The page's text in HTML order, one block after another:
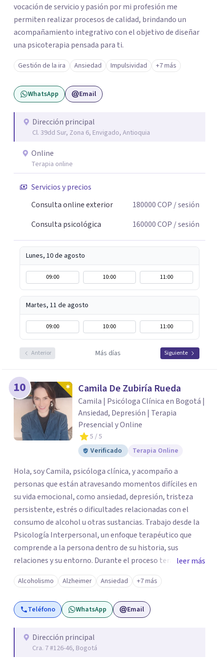
vocación de servicio y pasión por mi profesión me
permiten realizar procesos de calidad, brindando un
acompañamiento integrativo con el objetivo de diseñar
una psicoterapia pensada para ti.
Gestión de la ira Ansiedad Impulsividad +7 más
WhatsApp Email
Dirección principal
Cl. 39dd Sur, Zona 6, Envigado, Antioquia
Online
Terapia online
Servicios y precios
Consulta online exterior
180000COP / sesión
Consulta psicológica
160000COP / sesión
Lunes, 10 de agosto
09:00 10:00 11:00
Martes, 11 de agosto
09:00 10:00 11:00
Anterior Más días Siguiente
10 Camila De Zubiría Rueda
Camila | Psicóloga Clínica en Bogotá |
Ansiedad, Depresión | Terapia
Presencial y Online
5 / 5
Verificado
Terapia Online
Hola, soy Camila, psicóloga clínica, y acompaño a
personas que están atravesando momentos difíciles en
su vida emocional, como ansiedad, depresión, tristeza
persistente, estrés o dificultades relacionadas con el
consumo de alcohol u otras sustancias. Trabajo desde la
Psicología Interpersonal, un enfoque terapéutico que
comprende a la persona dentro de su historia, sus
relaciones y su entorno. Durante el proceso terapéutico
exploramos cómo tus experiencias pasadas, tus vínculos
y tu contexto actual influyen en tu bienestar emocional,
con el objetivo de generar cambios significativos y
duraderos en tu vida. Mi propósito como psicóloga es
puedas sentirte escuchado(a). En terapia trabajaremos
juntos para identificar tus recursos personales, fortalecer
leer más
Alcoholismo Alzheimer Ansiedad +7 más
Teléfono WhatsApp Email
Dirección principal
Cra. 7 #126-46, Bogotá